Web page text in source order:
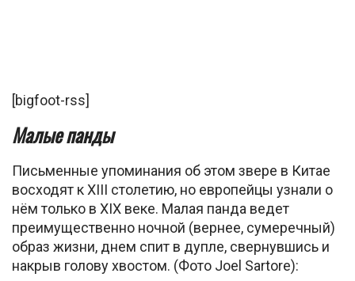
[bigfoot-rss]
Малые панды
Письменные упоминания об этом звере в Китае
восходят к XIII столетию, но европейцы узнали о
нём только в XIX веке. Малая панда ведет
преимущественно ночной (вернее, сумеречный)
образ жизни, днем спит в дупле, свернувшись и
накрыв голову хвостом. (Фото Joel Sartore):